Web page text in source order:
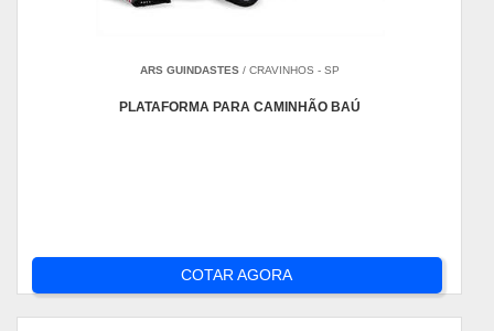
ARS GUINDASTES/ CRAVINHOS - SP
PLATAFORMA PARA CAMINHÃO BAÚ
COTAR AGORA